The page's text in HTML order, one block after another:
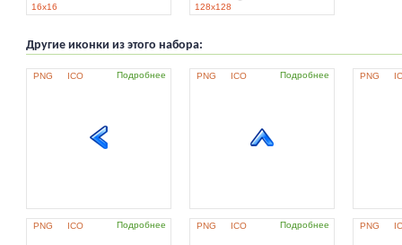
16x16 128x128
Другие иконки из этого набора:
PNG ICO Подробнее PNG ICO Подробнее PNG
PNG ICO Подробнее PNG ICO Подробнее PNG